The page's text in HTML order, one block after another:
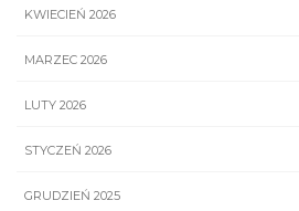
KWIECIEŃ 2026
MARZEC 2026
LUTY 2026
STYCZEŃ 2026
GRUDZIEŃ 2025